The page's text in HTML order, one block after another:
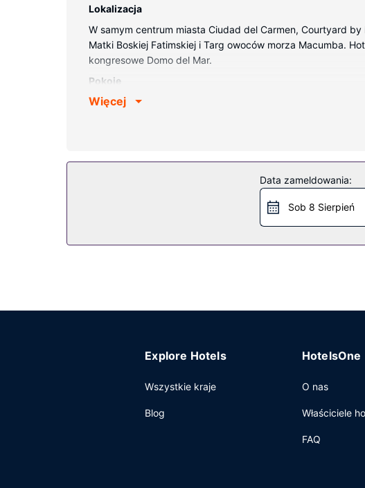
Lokalizacja
W samym centrum miasta Ciudad del Carmen, Courtyard
Matki Boskiej Fatimskiej i Targ owoców morza Macumba.
kongresowe Domo del Mar.
Pokoje
Poczuj się jak w domu w 140 klimatyzowanych pokojach,
Dostępne udogodnienia rekreacyjne to basen odkryty i
bezprzewodowy dostęp do internetu, telewizor w holu oraz
W obiekcie takim jak hotel do dyspozycji gości pozostają
śniadanie w formie bufetu jest serwowane w dni
Więcej
Data zameldowania:
Sob 8 Sierpień
Explore Hotels
Wszystkie kraje
Blog
HotelsOne
O nas
Właściciele
FAQ